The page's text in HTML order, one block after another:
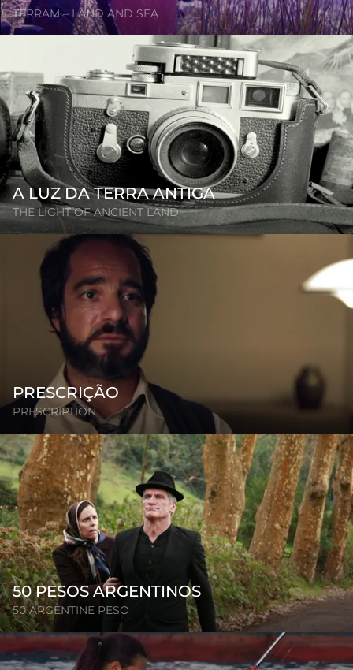
TERRAM – LAND AND SEA
A LUZ DA TERRA ANTIGA
THE LIGHT OF ANCIENT LAND
PRESCRIÇÃO
PRESCRIPTION
50 PESOS ARGENTINOS
50 ARGENTINE PESO